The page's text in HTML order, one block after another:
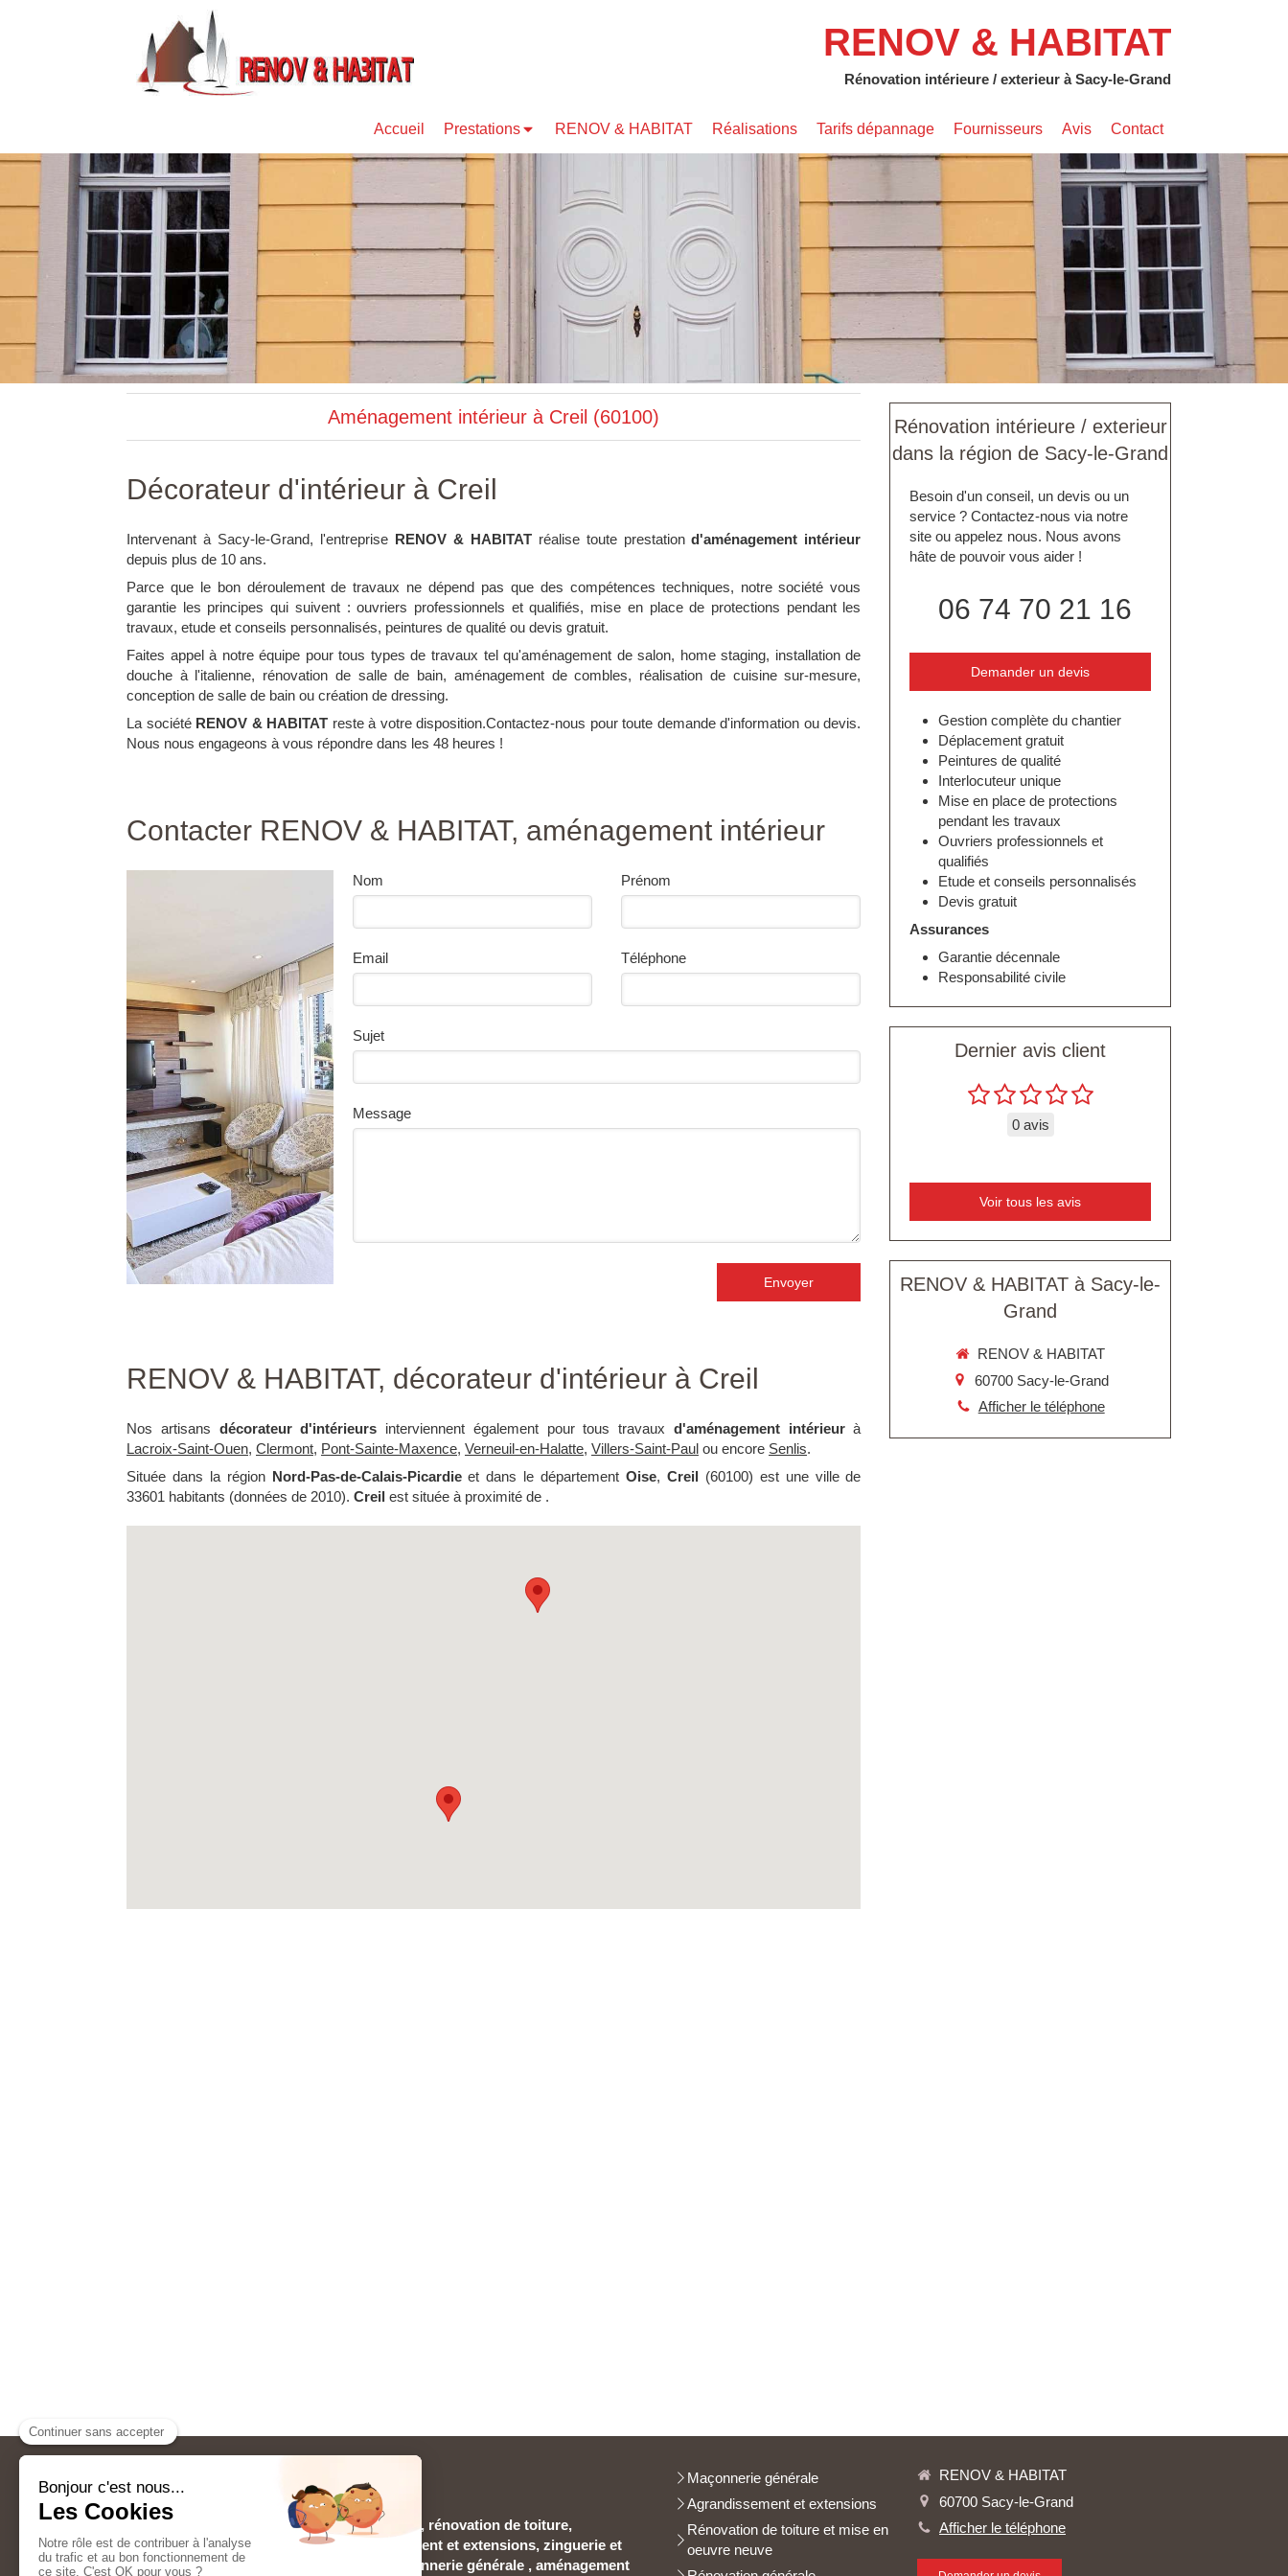
RENOV & HABITAT
Rénovation intérieure / exterieur à Sacy-le-Grand
Accueil Prestations RENOV & HABITAT Réalisations Tarifs dépannage Fournisseurs Avis Contact
Aménagement intérieur à Creil (60100)
Décorateur d'intérieur à Creil
Intervenant à Sacy-le-Grand, l'entreprise RENOV & HABITATréalise toute prestationd'aménagement intérieur
depuis plus de 10 ans.
Parce que le bon déroulement de travaux ne dépend pas que des compétences techniques, notre société vous
garantie les principes qui suivent : ouvriers professionnels et qualifiés, mise en place de protections pendant les
travaux, etude et conseils personnalisés, peintures de qualité ou devis gratuit.
Faites appel à notre équipe pour tous types de travaux tel qu'aménagement de salon, home staging, installation de
douche à l'italienne, rénovation de salle de bain, aménagement de combles, réalisation de cuisine sur-mesure,
conception de salle de bain ou création de dressing.
La société RENOV & HABITAT reste à votre disposition.Contactez-nous pour toute demande d'information ou devis.
Nous nous engageons à vous répondre dans les 48 heures !
Contacter RENOV & HABITAT, aménagement intérieur
Nom Prénom
Email Téléphone
Sujet
Message
Envoyer
RENOV & HABITAT, décorateur d'intérieur à Creil
Nos artisans décorateur d'intérieurs interviennent également pour tous travaux d'aménagement intérieurà
Lacroix-Saint-Ouen, Clermont, Pont-Sainte-Maxence, Verneuil-en-Halatte, Villers-Saint-Paul ou encore Senlis.
Située dans la région Nord-Pas-de-Calais-Picardieet dans le départementOise, Creil (60100) est une ville de
33601 habitants (données de 2010). Creil est située à proximité de .
Rénovation intérieure / exterieur
dans la région de Sacy-le-Grand
Besoin d'un conseil, un devis ou un
service ? Contactez-nous via notre
site ou appelez nous. Nous avons
hâte de pouvoir vous aider !
06 74 70 21 16
Demander un devis
Gestion complète du chantier
Déplacement gratuit
Peintures de qualité
Interlocuteur unique
Mise en place de protections
pendant les travaux
Ouvriers professionnels et
qualifiés
Etude et conseils personnalisés
Devis gratuit
Assurances
Garantie décennale
Responsabilité civile
Dernier avis client
0 avis
Voir tous les avis
RENOV & HABITAT à Sacy-le-
Grand
RENOV & HABITAT
60700 Sacy-le-Grand
Afficher le téléphone
RENOV & HABITAT
Pour tous vos travaux de rénovation générale, rénovation de toiture,
aménagement de salle de bain, agrandissement et extensions, zinguerie et
gouttières, aménagement de combles, maçonnerie générale , aménagement
Maçonnerie générale
Agrandissement et extensions
Rénovation de toiture et mise en
oeuvre neuve
RENOV & HABITAT
60700 Sacy-le-Grand
Afficher le téléphone